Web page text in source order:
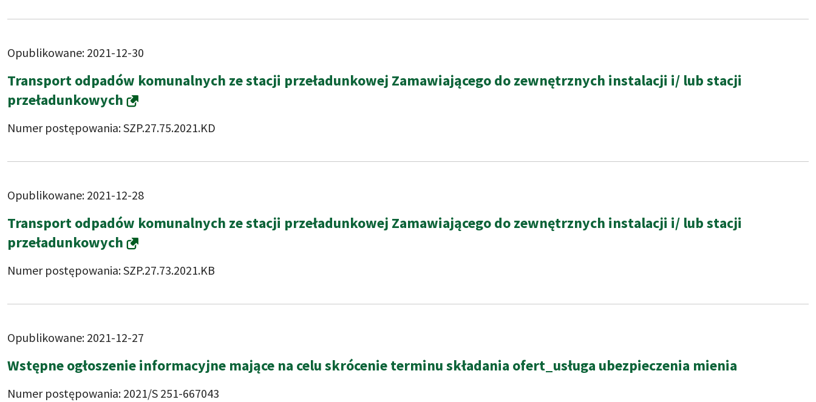
Opublikowane: 2021-12-30
Transport odpadów komunalnych ze stacji przeładunkowej Zamawiającego do zewnętrznych instalacji i/ lub stacji
przeładunkowych
Numer postępowania: SZP.27.75.2021.KD
Opublikowane: 2021-12-28
Transport odpadów komunalnych ze stacji przeładunkowej Zamawiającego do zewnętrznych instalacji i/ lub stacji
przeładunkowych
Numer postępowania: SZP.27.73.2021.KB
Opublikowane: 2021-12-27
Wstępne ogłoszenie informacyjne mające na celu skrócenie terminu składania ofert_usługa ubezpieczenia mienia
Numer postępowania: 2021/S 251-667043